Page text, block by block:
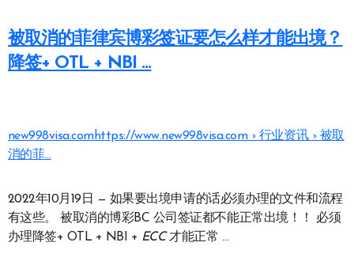
被取消的菲律宾博彩签证要怎么样才能出境？
降签+ OTL + NBI …
new998visa.comhttps://www.new998visa.com › 行业资讯 › 被取
消的菲…
2022年10月19日 — 如果要出境申请的话必须办理的文件和流程
有这些。 被取消的博彩BC 公司签证都不能正常出境！！ 必须
办理降签+ OTL + NBI + ECC才能正常 …